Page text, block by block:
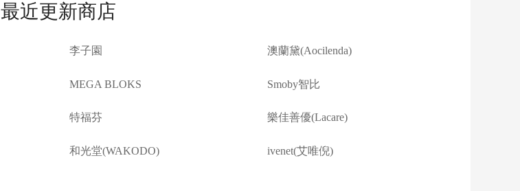
最近更新商店
李子園 澳蘭黛(Aocilenda)
MEGA BLOKS Smoby智比
特福芬 樂佳善優(Lacare)
和光堂(WAKODO) ivenet(艾唯倪)